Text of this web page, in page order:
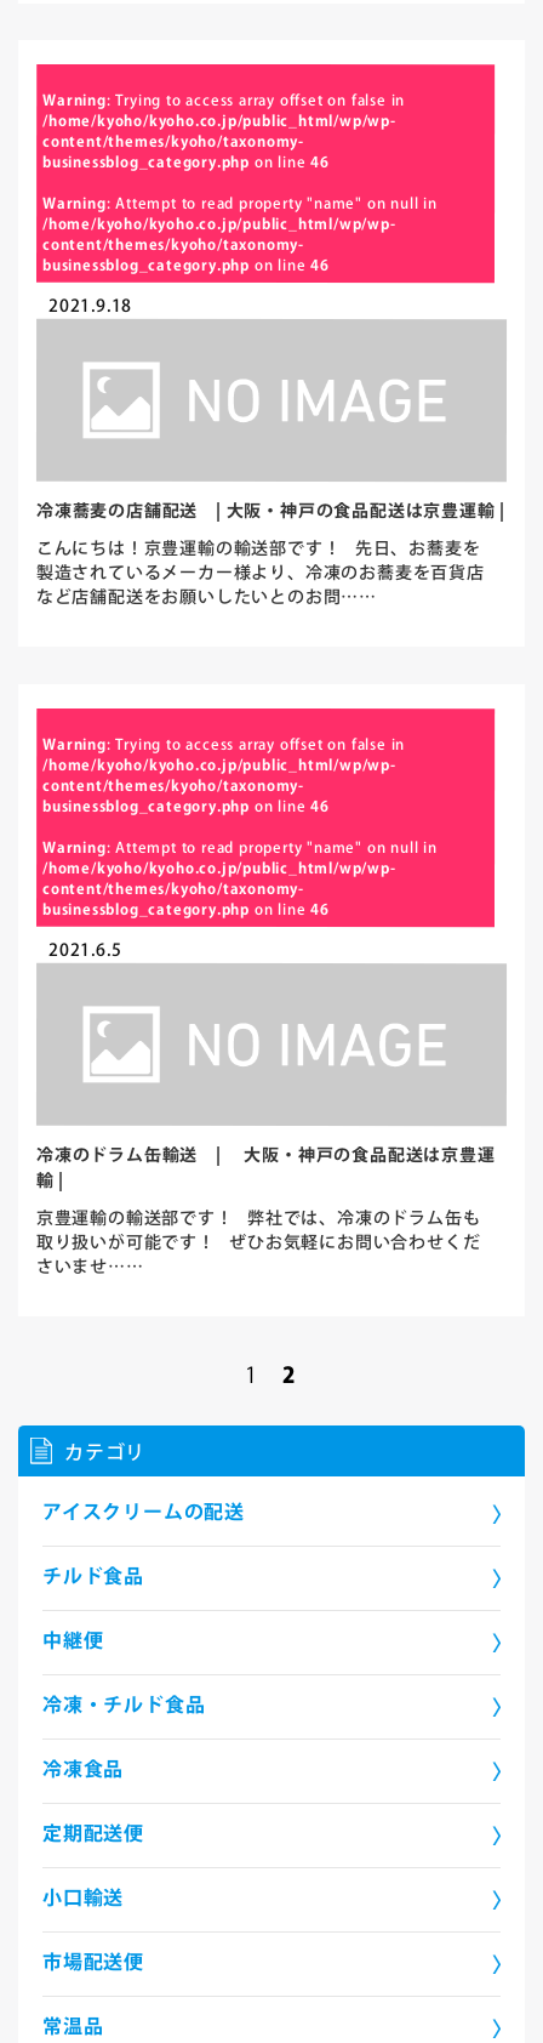
Warning: Trying to access array offset on false in
/home/kyoho/kyoho.co.jp/public_html/wp/wp-
content/themes/kyoho/taxonomy-
businessblog_category.php on line46
Warning: Attempt to read property "name" on null in
/home/kyoho/kyoho.co.jp/public_html/wp/wp-
content/themes/kyoho/taxonomy-
businessblog_category.php on line46
2021.9.18
冷凍蕎麦の店舗配送 | 大阪・神戸の食品配送は京豊運輸 |
こんにちは！京豊運輸の輸送部です！ 先日、お蕎麦を
製造されているメーカー様より、冷凍のお蕎麦を百貨店
など店舗配送をお願いしたいとのお問……
Warning: Trying to access array offset on false in
/home/kyoho/kyoho.co.jp/public_html/wp/wp-
content/themes/kyoho/taxonomy-
businessblog_category.php on line46
Warning: Attempt to read property "name" on null in
/home/kyoho/kyoho.co.jp/public_html/wp/wp-
content/themes/kyoho/taxonomy-
businessblog_category.php on line46
2021.6.5
冷凍のドラム缶輸送 | 大阪・神戸の食品配送は京豊運
輸 |
京豊運輸の輸送部です！ 弊社では、冷凍のドラム缶も
取り扱いが可能です！ ぜひお気軽にお問い合わせくだ
さいませ……
1 2
カテゴリ
アイスクリームの配送
チルド食品
中継便
冷凍・チルド食品
冷凍食品
定期配送便
小口輸送
市場配送便
常温品